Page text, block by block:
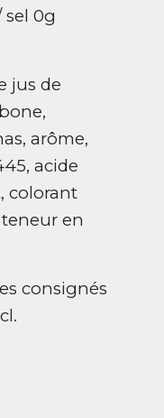
sel 0g
jus de
arôme,
acide
colorant
en
consignés